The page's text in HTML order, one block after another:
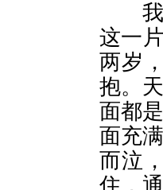
我给
这一
两岁
抱。
面都
面充
而泣
住，